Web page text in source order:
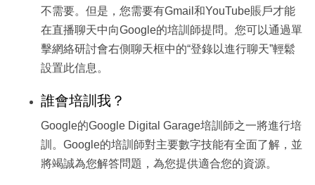
不需要。但是，您需要有Gmail和YouTube賬戶才能
在直播聊天中向Google的培訓師提問。您可以通過單
擊網絡研討會右側聊天框中的“登錄以進行聊天”輕鬆
設置此信息。
誰會培訓我？
Google的Google Digital Garage培訓師之一將進行培
訓。Google的培訓師對主要數字技能有全面了解，並
將竭誠為您解答問題，為您提供適合您的資源。